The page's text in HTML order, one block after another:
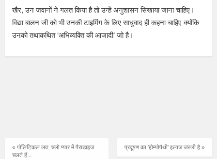
खैर, उन जवानों ने गलत किया है तो उन्हें अनुशासन सिखाया जाना चाहिए।
विद्या बालन जी को भी उनकी टाइमिंग के लिए साधुवाद ही कहना चाहिए क्योंकि
उनको तथाकथित ‘अभिव्यक्ति की आजादी’ जो है।
प्रदूषण का 'होम्योपैथी' इलाज जरूरी है »
« पॉलिटिकल लव: चलो प्यार में पैराडाइज
चलते हैं...